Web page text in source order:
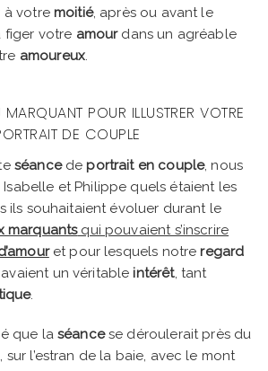
à votre moitié, après ou avant le
figer votre amour dans un agréable
amoureux.
POUR ILLUSTRER VOTRE
DE COUPLE
séance de portrait en couple, nous
et Philippe quels étaient les
ils souhaitaient évoluer durant le
marquantsqui pouvaient s’inscrire
et pour lesquels notre regard
avaient un véritable intérêt, tant
.
que la séancese déroulerait près du
sur l’estran de la baie, avec le mont